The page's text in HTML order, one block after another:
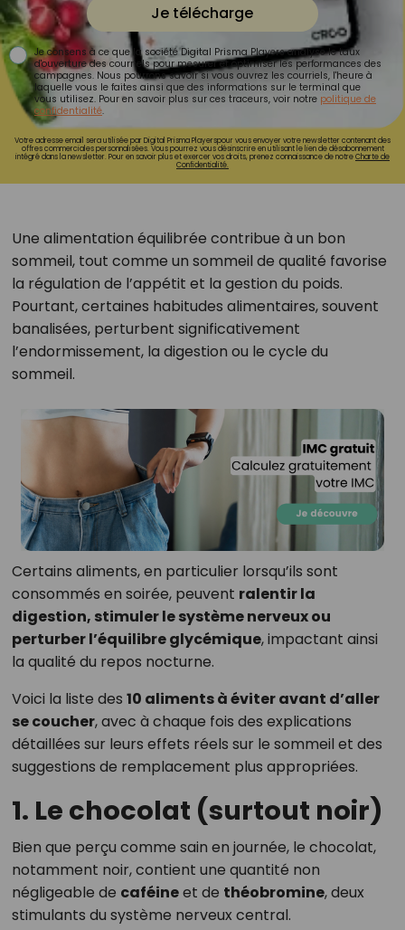
Je télécharge
Je consens à ce que la société Digital Prisma Players analyse le taux
d'ouverture des courriels pour mesurer et optimiser les performances des
campagnes. Nous pourrons savoir si vous ouvrez les courriels, l'heure à
laquelle vous le faites ainsi que des informations sur le terminal que
vous utilisez. Pour en savoir plus sur ces traceurs, voir notre politique de
confidentialité.
Votre adresse email sera utilisée par Digital Prisma Playerspour vous envoyer votre newsletter contenant des
offres commerciales personnalisées. Vous pourrez vous désinscrire en utilisant le lien de désabonnement
intégré dans la newsletter. Pour en savoir plus et exercer vos droits, prenez connaissance de notreCharte de
Confidentialité.
Une alimentation équilibrée contribue à un bon
sommeil, tout comme un sommeil de qualité favorise
la régulation de l’appétit et la gestion du poids.
Pourtant, certaines habitudes alimentaires, souvent
banalisées, perturbent significativement
l’endormissement, la digestion ou le cycle du
sommeil.
Certains aliments, en particulier lorsqu’ils sont
consommés en soirée, peuvent ralentir la
digestion, stimuler le système nerveux ou
perturber l’équilibre glycémique, impactant ainsi
la qualité du repos nocturne.
Voici la liste des 10 aliments à éviter avant d’aller
se coucher, avec à chaque fois des explications
détaillées sur leurs effets réels sur le sommeil et des
suggestions de remplacement plus appropriées.
1. Le chocolat (surtout noir)
Bien que perçu comme sain en journée, le chocolat,
notamment noir, contient une quantité non
négligeable de caféineet de théobromine, deux
stimulants du système nerveux central.